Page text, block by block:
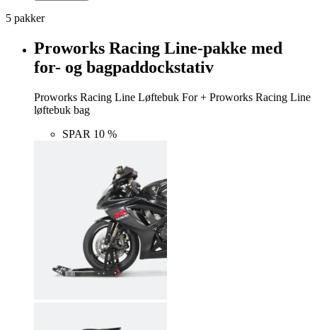
5 pakker
Proworks Racing Line-pakke med
for- og bagpaddockstativ
Proworks Racing Line Løftebuk For + Proworks Racing Line
løftebuk bag
SPAR 10 %